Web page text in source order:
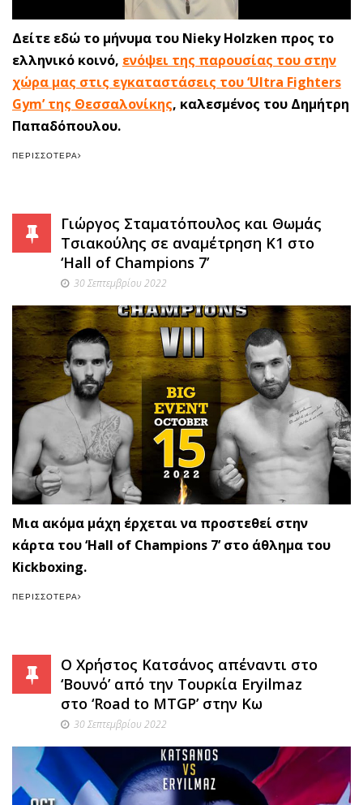
Δείτε εδώ το μήνυμα του Nieky Holzken προς το
ελληνικό κοινό, ενόψει της παρουσίας του στην
χώρα μας στις εγκαταστάσεις του ‘Ultra Fighters
Gym’ της Θεσσαλονίκης, καλεσμένος του Δημήτρη
Παπαδόπουλου.
ΠΕΡΙΣΣΌΤΕΡΑ
Γιώργος Σταματόπουλος και Θωμάς
Τσιακούλης σε αναμέτρηση Κ1 στο
‘Hall of Champions 7’
30 Σεπτεμβρίου 2022
Μια ακόμα μάχη έρχεται να προστεθεί στην
κάρτα του ‘Hall of Champions 7’ στο άθλημα του
Kickboxing.
ΠΕΡΙΣΣΌΤΕΡΑ
Ο Χρήστος Κατσάνος απέναντι στο
‘Βουνό’ από την Τουρκία Eryilmaz
στο ‘Road to MTGP’ στην Κω
30 Σεπτεμβρίου 2022